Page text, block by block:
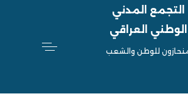
التجمع المدني
الوطني العراقي
للوطن والشعب